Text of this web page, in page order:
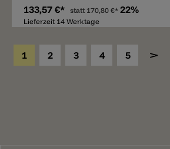
133,57 €* statt 170,80 €* 22%
Lieferzeit 14 Werktage
1 2 3 4 5